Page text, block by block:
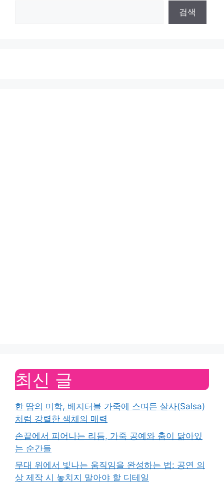
검색
최신 글
한 땀의 미학, 베지터블 가죽에 스며든 살사(Salsa)
처럼 강렬한 색채의 매력
손끝에서 피어나는 리듬, 가죽 공예와 춤이 닮아있
는 순간들
무대 위에서 빛나는 움직임을 완성하는 법: 공연 의
상 제작 시 놓치지 말아야 할 디테일